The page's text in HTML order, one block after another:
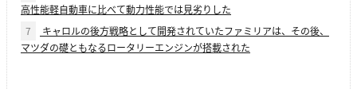
高性能軽自動車に比べて動力性能では見劣りした
7
キャロルの後方戦略として開発されていたファミリアは、その後、
マツダの礎ともなるロータリーエンジンが搭載された